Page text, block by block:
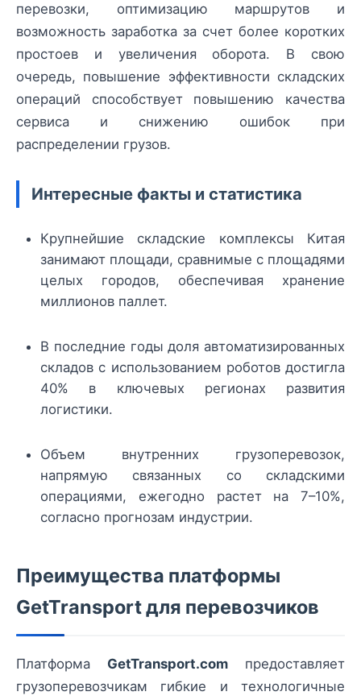
перевозки, оптимизацию маршрутов и
возможность заработка за счет более коротких
простоев и увеличения оборота. В свою
очередь, повышение эффективности складских
операций способствует повышению качества
сервиса и снижению ошибок при
распределении грузов.
Интересные факты и статистика
Крупнейшие складские комплексы Китая
занимают площади, сравнимые с площадями
целых городов, обеспечивая хранение
миллионов паллет.
В последние годы доля автоматизированных
складов с использованием роботов достигла
40% в ключевых регионах развития
логистики.
Объем внутренних грузоперевозок,
напрямую связанных со складскими
операциями, ежегодно растет на 7–10%,
согласно прогнозам индустрии.
Преимущества платформы
GetTransport для перевозчиков
Платформа GetTransport.com предоставляет
грузоперевозчикам гибкие и технологичные